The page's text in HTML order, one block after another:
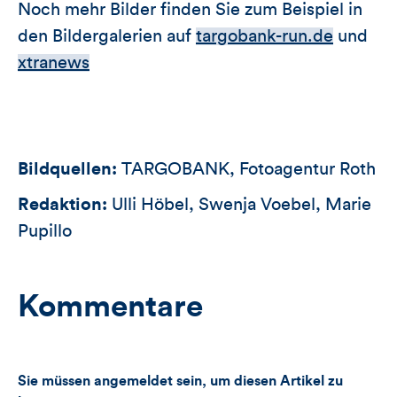
Noch mehr Bilder finden Sie zum Beispiel in
den Bildergalerien auf targobank-run.de und
xtranews
Bildquellen: TARGOBANK, Fotoagentur Roth
Redaktion: Ulli Höbel, Swenja Voebel, Marie
Pupillo
Kommentare
Sie müssen angemeldet sein, um diesen Artikel zu